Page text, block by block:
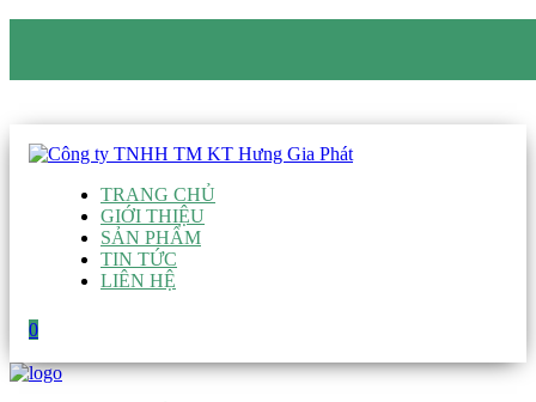
TRANG CHỦ
GIỚI THIỆU
SẢN PHẨM
TIN TỨC
LIÊN HỆ
0